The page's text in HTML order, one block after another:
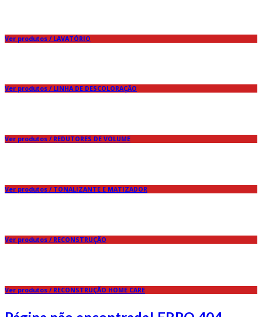
Ver produtos / LAVATÓRIO
Ver produtos / LINHA DE DESCOLORAÇÃO
Ver produtos / REDUTORES DE VOLUME
Ver produtos / TONALIZANTE E MATIZADOR
Ver produtos / RECONSTRUÇÃO
Ver produtos / RECONSTRUÇÃO HOME CARE